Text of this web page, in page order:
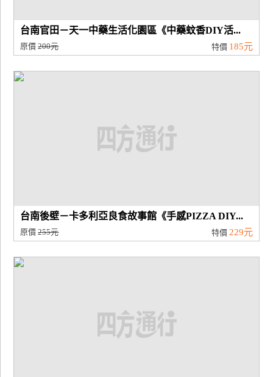
計
商
台南官田－天一中藥生活化園區《中藥蚊香DIY活...
原價200元 特價 185元
台南後壁－卡多利亞良食故事館《手感PIZZA DIY...
原價255元 特價 229元